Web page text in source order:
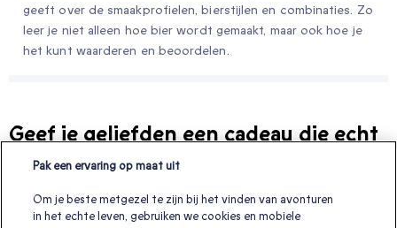
geeft over de smaakprofielen, bierstijlen en combinaties. Zo
leer je niet alleen hoe bier wordt gemaakt, maar ook hoe je
het kunt waarderen en beoordelen.
Geef je geliefden een cadeau die echt
bij hun past
‘geniet ervan’ te zeggen!
Pak een ervaring op maat uit
Om je beste metgezel te zijn bij het vinden van avonturen
in het echte leven, gebruiken we cookies en mobiele